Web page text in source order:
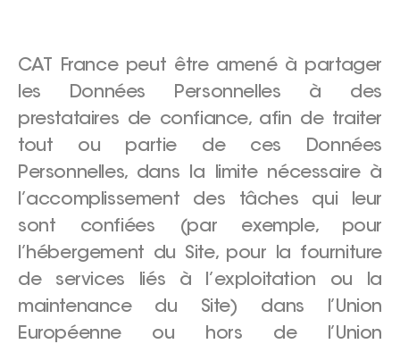
CAT France peut être amené à partager
les Données Personnelles à des
prestataires de confiance, afin de traiter
tout ou partie de ces Données
Personnelles, dans la limite nécessaire à
l’accomplissement des tâches qui leur
sont confiées (par exemple, pour
l’hébergement du Site, pour la fourniture
de services liés à l’exploitation ou la
maintenance du Site) dans l’Union
Européenne ou hors de l’Union